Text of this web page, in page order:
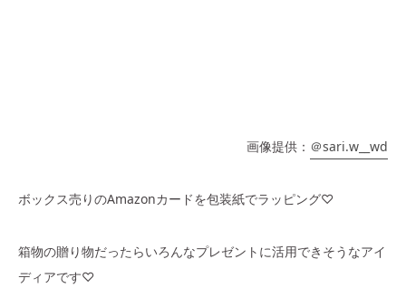
画像提供： ＠sari.w__wd
ボックス売りのAmazonカードを包装紙でラッピング♡
箱物の贈り物だったらいろんなプレゼントに活用できそうなアイ
ディアです♡